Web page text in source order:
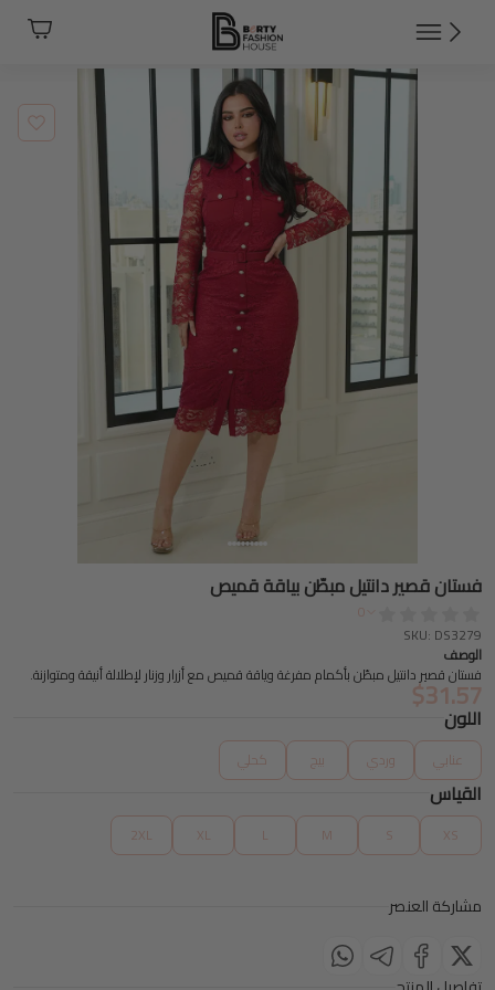
فستان قصير دانتيل مبطّن بياقة قميص
0
SKU: DS3279
الوصف
فستان قصير دانتيل مبطّن بأكمام مفرغة وياقة قميص مع أزرار وزنار لإطلالة أنيقة ومتوازنة.
31.57
$ اللون
عنابي وردي بيج كحلي
القياس
XS
S
M
L
XL
2XL
مشاركة العنصر